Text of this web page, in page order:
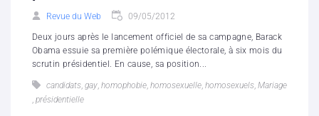
Revue du Web 09/05/2012
Deux jours après le lancement officiel de sa campagne, Barack
Obama essuie sa première polémique électorale, à six mois du
scrutin présidentiel. En cause, sa position...
candidats gay homophobie homosexuelle homosexuels Mariage
présidentielle